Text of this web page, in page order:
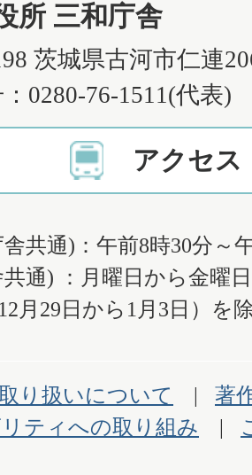
所 三和庁舎
茨城県古河市仁連
0280-76-1511(代表)
アクセス
共通)：午前8時30分～
共通) ：月曜日から金曜
月29日から1月3日）を
り扱いについて
著
ティへの取り組み